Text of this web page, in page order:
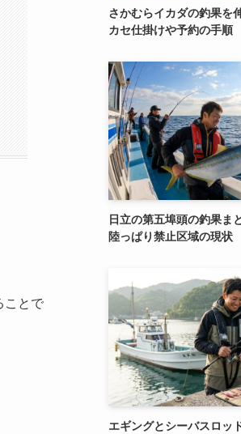
ことで
さかむらイカダの釣果を
カセ仕掛けや予約の手順
日立の第五埠頭の釣果ま
陸っぱり禁止区域の現状
エギングとシーバスロッ